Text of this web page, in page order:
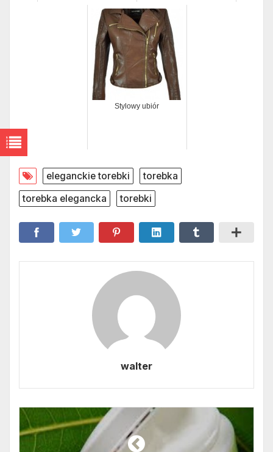
Stylowy ubiór
eleganckie torebki
torebka
torebka elegancka
torebki
walter